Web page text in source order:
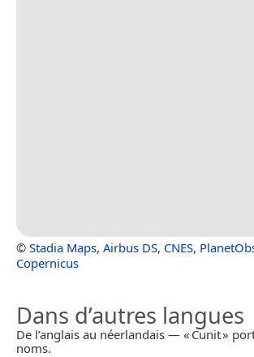
© Stadia Maps, Airbus DS, CNES,
Copernicus
Dans d’autres langues
De l’anglais au néerlandais — « Cunit »
noms.